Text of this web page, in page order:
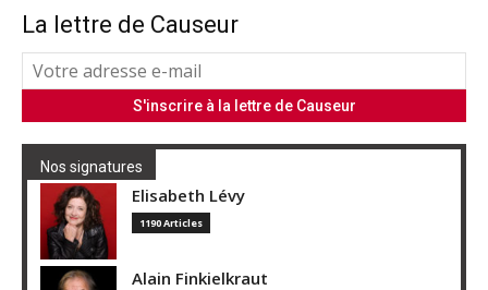
La lettre de Causeur
Nos signatures
Elisabeth Lévy
1190 Articles
Alain Finkielkraut